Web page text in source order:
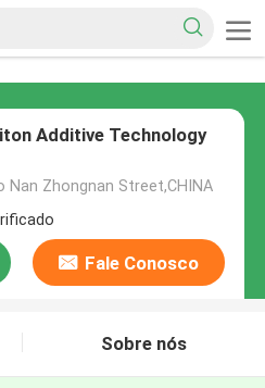
Additive Technology
Nan Zhongnan Street,CHINA
Fale Conosco
Sobre nós